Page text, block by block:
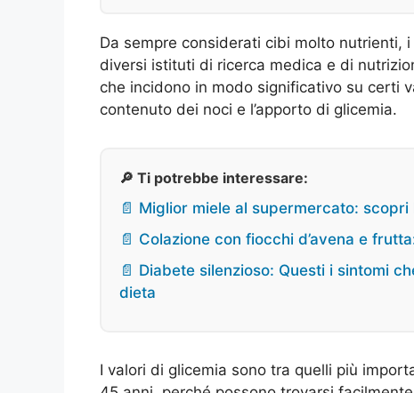
Da sempre considerati cibi molto nutrienti,
diversi istituti di ricerca medica e di
che incidono in modo significativo su certi
contenuto dei noci e l’apporto di glicemia.
🔎 Ti potrebbe interessare:
📄 Miglior miele al supermercato: scopri
📄 Colazione con fiocchi d’avena e
📄 Diabete silenzioso: Questi i sintomi
dieta
I valori di glicemia sono tra quelli più